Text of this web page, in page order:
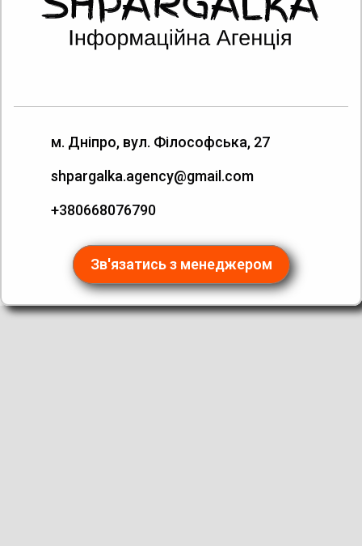
м. Дніпро, вул. Філософська, 27
shpargalka.agency@gmail.com
+380668076790
Зв'язатись з менеджером